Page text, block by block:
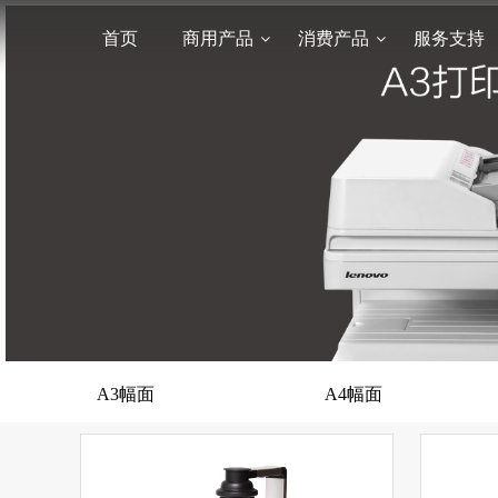
首页 商用产品 消费产品 服务支持
A3幅面 A4幅面